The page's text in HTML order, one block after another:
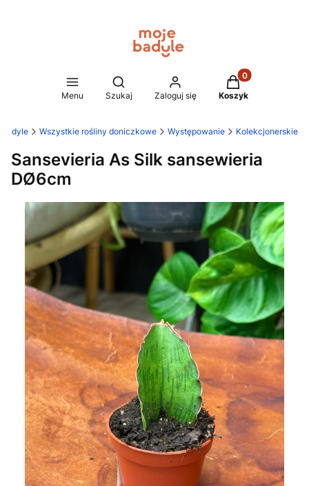
Menu
Otwórz wyszukiwarkę
Szukaj Zaloguj się
Produkty w
Koszyk
Wszystkie rośliny doniczkowe Występowanie Kolekcjonerskie
Sansevieria As Silk sansewieria
DØ6cm